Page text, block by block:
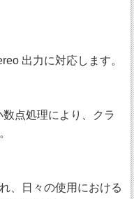
出力に対応します。
点処理により、クラ
、日々の使用における